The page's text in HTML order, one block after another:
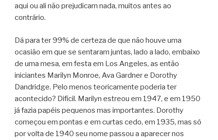
aqui ou ali não prejudicam nada, muitos antes ao
contrário.
Dá para ter 99% de certeza de que não houve uma
ocasião em que se sentaram juntas, lado a lado, embaixo
de uma mesa, em festa em Los Angeles, as então
iniciantes Marilyn Monroe, Ava Gardner e Dorothy
Dandridge. Pelo menos teoricamente poderia ter
acontecido? Difícil. Marilyn estreou em 1947, e em 1950
já fazia papéis pequenos mas importantes. Dorothy
começou em pontas e em curtas cedo, em 1935, mas só
por volta de 1940 seu nome passou a aparecer nos